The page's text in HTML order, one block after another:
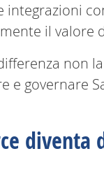
integrazioni
il valore
non
e governare